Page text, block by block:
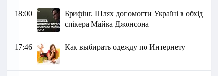
18:00
Брифінг. Шлях допомогти Україні в обхід
спікера Майка Джонсона
17:46 Как выбирать одежду по Интернету